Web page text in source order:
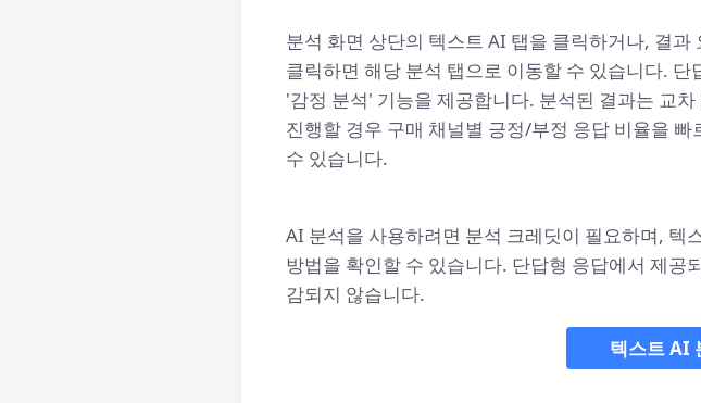
분석 화면 상단의 텍스트 AI 탭을 클릭하거나, 결
클릭하면 해당 분석 탭으로 이동할 수 있습니다.
'감정 분석' 기능을 제공합니다. 분석된 결과는 교
진행할 경우 구매 채널별 긍정/부정 응답 비율을
수 있습니다.
AI 분석을 사용하려면 분석 크레딧이 필요하며, 텍
방법을 확인할 수 있습니다. 단답형 응답에서 제
감되지 않습니다.
텍스트 AI